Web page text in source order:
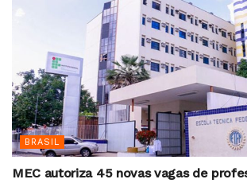
BRASIL
MEC autoriza 45 novas vagas de